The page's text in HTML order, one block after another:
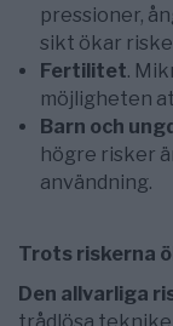
pressioner,
sikt ökar
Fertilitet.
möjligheten
Barn och
högre risker
användning.
Trots riskerna
Den allvarliga